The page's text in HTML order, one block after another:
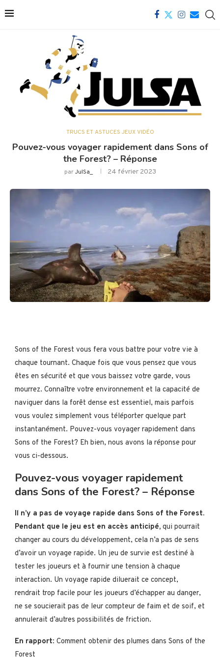
TRUCS ET ASTUCES JEUX VIDÉO
Pouvez-vous voyager rapidement dans Sons of
the Forest? – Réponse
parJulSa_ 24 février 2023
Sons of the Forest vous fera vous battre pour votre vie à
chaque tournant. Chaque fois que vous pensez que vous
êtes en sécurité et que vous baissez votre garde, vous
mourrez. Connaître votre environnement et la capacité de
naviguer dans la forêt dense est essentiel, mais parfois
vous voulez simplement vous téléporter quelque part
instantanément. Pouvez-vous voyager rapidement dans
Sons of the Forest? Eh bien, nous avons la réponse pour
vous ci-dessous.
Pouvez-vous voyager rapidement
dans Sons of the Forest? – Réponse
Il n’y a pas de voyage rapide dans Sons of the Forest.
Pendant que le jeu est en accès anticipé, qui pourrait
changer au cours du développement, cela n’a pas de sens
d’avoir un voyage rapide. Un jeu de survie est destiné à
tester les joueurs et à fournir une tension à chaque
interaction. Un voyage rapide diluerait ce concept,
rendrait trop facile pour les joueurs d’échapper au danger,
ne se soucierait pas de leur compteur de faim et de soif, et
annulerait d’autres possibilités de friction.
En rapport: Comment obtenir des plumes dans Sons of the
Forest